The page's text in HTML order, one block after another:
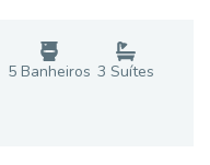
5Banheiros 3 Suítes